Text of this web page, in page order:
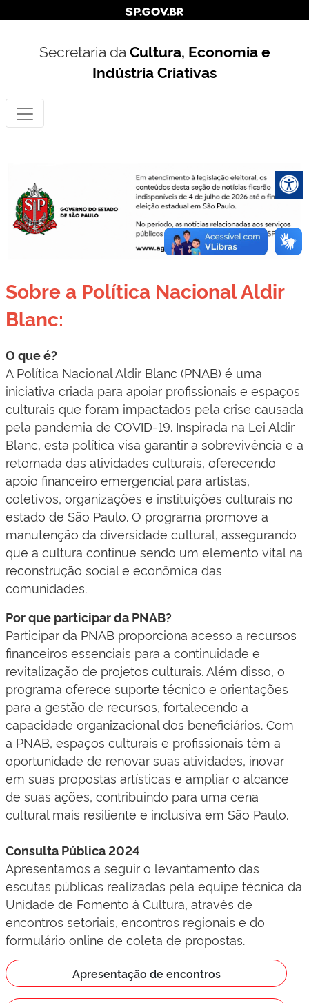
Secretaria daCultura, Economia e
Indústria Criativas
Sobre a Política Nacional Aldir
Blanc:
O que é?
A Política Nacional Aldir Blanc (PNAB) é uma
iniciativa criada para apoiar profissionais e espaços
culturais que foram impactados pela crise causada
pela pandemia de COVID-19. Inspirada na Lei Aldir
Blanc, esta política visa garantir a sobrevivência e a
retomada das atividades culturais, oferecendo
apoio financeiro emergencial para artistas,
coletivos, organizações e instituições culturais no
estado de São Paulo. O programa promove a
manutenção da diversidade cultural, assegurando
que a cultura continue sendo um elemento vital na
reconstrução social e econômica das
comunidades.
Por que participar da PNAB?
Participar da PNAB proporciona acesso a recursos
financeiros essenciais para a continuidade e
revitalização de projetos culturais. Além disso, o
programa oferece suporte técnico e orientações
para a gestão de recursos, fortalecendo a
capacidade organizacional dos beneficiários. Com
a PNAB, espaços culturais e profissionais têm a
oportunidade de renovar suas atividades, inovar
em suas propostas artísticas e ampliar o alcance
de suas ações, contribuindo para uma cena
cultural mais resiliente e inclusiva em São Paulo.
Consulta Pública 2024
Apresentamos a seguir o levantamento das
escutas públicas realizadas pela equipe técnica da
Unidade de Fomento à Cultura, através de
encontros setoriais, encontros regionais e do
formulário online de coleta de propostas.
Apresentação de encontros